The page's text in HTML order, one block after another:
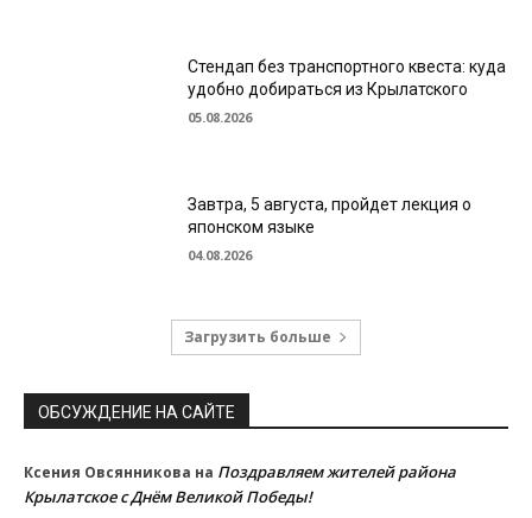
Стендап без транспортного квеста: куда
удобно добираться из Крылатского
05.08.2026
Завтра, 5 августа, пройдет лекция о
японском языке
04.08.2026
Загрузить больше
ОБСУЖДЕНИЕ НА САЙТЕ
Ксения Овсянникова на Поздравляем жителей района
Крылатское с Днём Великой Победы!